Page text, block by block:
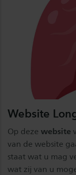
Website
Op deze website
van de website
staat wat u mag
wat zij van u